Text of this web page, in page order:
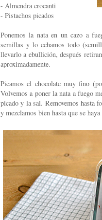
- Almendra crocanti
- Pistachos picados
Ponemos la nata en un cazo a
semillas y lo echamos todo
llevarlo a ebullición, después
aproximadamente.
Picamos el chocolate muy fino
Volvemos a poner la nata a fuego
picado y la sal. Removemos hasta
y mezclamos bien hasta que se